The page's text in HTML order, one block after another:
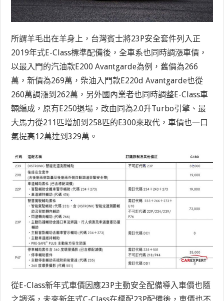
所謂羊毛出在羊身上，台灣賓士將23P安全套件列入正
2019年式E-Class標準配備後，全車系也同時調漲車價，
以最入門的汽油款E200 Avantgarde為例，舊價為266
萬，新價為269萬，柴油入門款E220d Avantgarde也從
260萬調漲到262萬，另外國內業者也同時調整E-Class車
輛編成，原有E250退場，改由同為2.0升Turbo引擎、最
大馬力從211匹增加到258匹的E300來取代，車價也一口
氣提高12萬達到329萬。
從E-Class新年式車價因應23P主動安全配備導入車價也隨
之調漲，未來新年式C-Class在標配23P配備後，車價也不